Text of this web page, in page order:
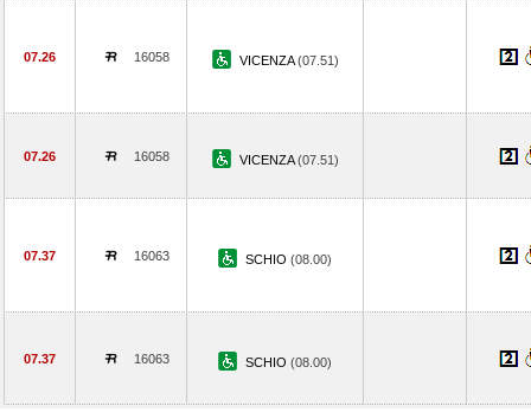
07.26 16058 VICENZA(07.51)
07.26 16058 VICENZA(07.51)
07.37 16063 SCHIO (08.00)
07.37 16063 SCHIO (08.00)